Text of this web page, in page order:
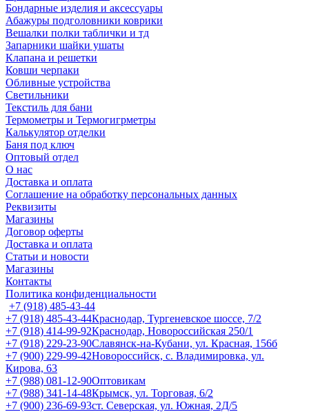
Бондарные изделия и аксессуары
Абажуры подголовники коврики
Вешалки полки таблички и тд
Запарники шайки ушаты
Клапана и решетки
Ковши черпаки
Обливные устройства
Светильники
Текстиль для бани
Термометры и Термогигрметры
Калькулятор отделки
Баня под ключ
Оптовый отдел
О нас
Доставка и оплата
Соглашение на обработку персональных данных
Реквизиты
Магазины
Договор оферты
Доставка и оплата
Статьи и новости
Магазины
Контакты
Политика конфиденциальности
+7 (918) 485-43-44
+7 (918) 485-43-44Краснодар, Тургеневское шоссе, 7/2
+7 (918) 414-99-92Краснодар, Новороссийская 250/1
+7 (918) 229-23-90Славянск-на-Кубани, ул. Красная, 156б
+7 (900) 229-99-42Новороссийск, с. Владимировка, ул.
Кирова, 63
+7 (988) 081-12-90Оптовикам
+7 (988) 341-14-48Крымск, ул. Торговая, 6/2
+7 (900) 236-69-93ст. Северская, ул. Южная, 2Д/5